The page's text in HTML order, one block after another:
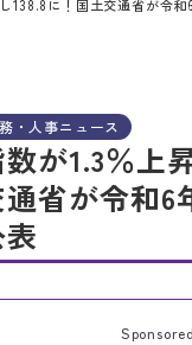
138.8に！国土交通省が令和
・人事ニュース
が1.3％上
省が令和6